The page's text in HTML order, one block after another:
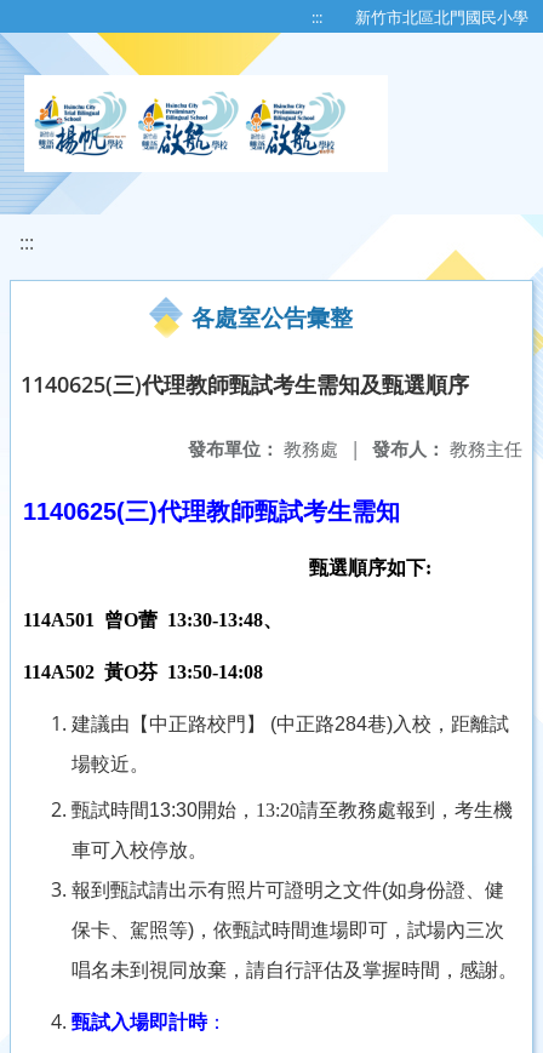
::: 新竹市北區北門國民小學
:::
各處室公告彙整
1140625(三)代理教師甄試考生需知及甄選順序
發布人： 教務主任
發布單位： 教務處 |
1140625(三)代理教師甄試考生需知
甄選順序如下:
114A501 曾O蕾 13:30-13:48、
114A502 黃O芬 13:50-14:08
建議由【中正路校門】 (中正路284巷)入校，距離試
場較近。
甄試時間13:30開始， 13:20請至教務處報到，考生機
車可入校停放。
報到甄試請出示有照片可證明之文件(如身份證、健
保卡、駕照等) ，依甄試時間進場即可，試場內三次
唱名未到視同放棄，請自行評估及掌握時間，感謝。
甄試入場即計時：